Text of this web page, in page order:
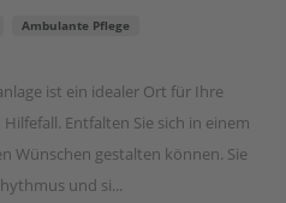
Ambulante Pflege
ist ein idealer Ort für Ihre
Entfalten Sie sich in einem
Wünschen gestalten können. Sie
und si...